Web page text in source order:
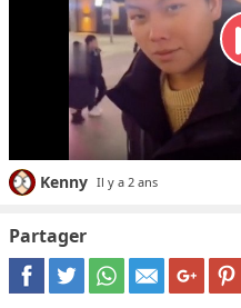
Kenny Il y a 2 ans
Partager